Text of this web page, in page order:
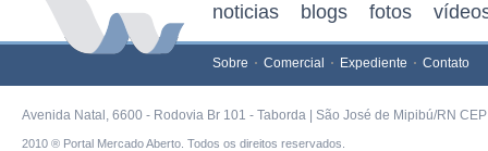
noticias blogs fotos
Sobre Comercial Expediente Contato
Avenida Natal, 6600 - Rodovia Br 101 - Taborda | São José de Mipibú/RN
2010 ® Portal Mercado Aberto. Todos os direitos reservados.